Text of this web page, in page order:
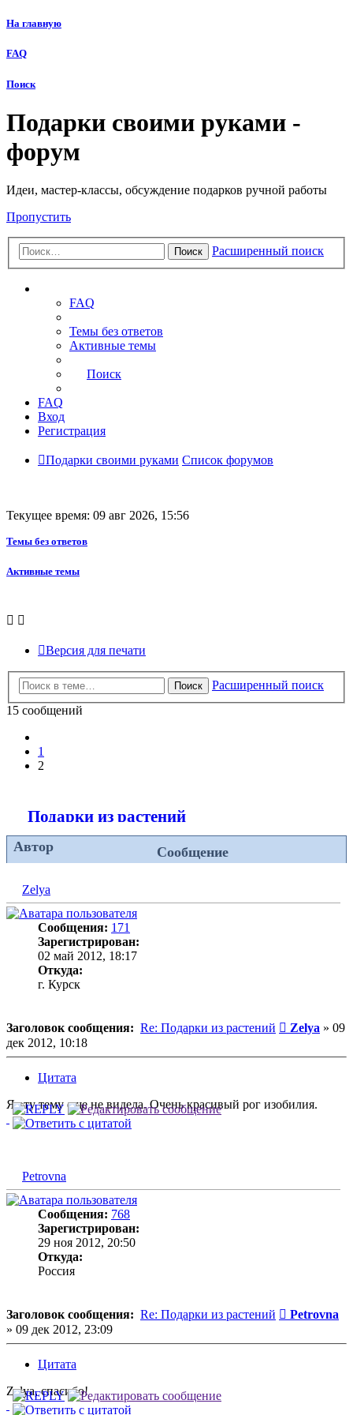
На главную
FAQ
Поиск
Подарки своими руками -
форум
Идеи, мастер-классы, обсуждение подарков ручной работы
Пропустить
Поиск Расширенный поиск
FAQ
Темы без ответов
Активные темы
Поиск
FAQ
Вход
Регистрация
Подарки своими руками Список форумов
Текущее время: 09 авг 2026, 15:56
Темы без ответов
Активные темы
Версия для печати
Поиск
Расширенный поиск
15 сообщений
1
2
Подарки из растений
Автор Сообщение
Zelya
Сообщения: 171
Зарегистрирован:
02 май 2012, 18:17
Откуда:
г. Курск
Заголовок сообщения: Re: Подарки из растений Сообщение
Zelya » 09
дек 2012, 10:18
Цитата
Я эту тему еще не видела. Очень красивый рог изобилия.
Petrovna
Сообщения: 768
Зарегистрирован:
29 ноя 2012, 20:50
Откуда:
Россия
Заголовок сообщения: Re: Подарки из растений Сообщение
Petrovna
» 09 дек 2012, 23:09
Цитата
Zelya, спасибо!